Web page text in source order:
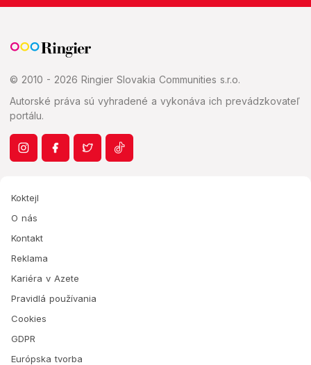
© 2010 - 2026 Ringier Slovakia Communities s.r.o.
Autorské práva sú vyhradené a vykonáva ich prevádzkovateľ
portálu.
Koktejl
O nás
Kontakt
Reklama
Kariéra v Azete
Pravidlá používania
Cookies
GDPR
Európska tvorba